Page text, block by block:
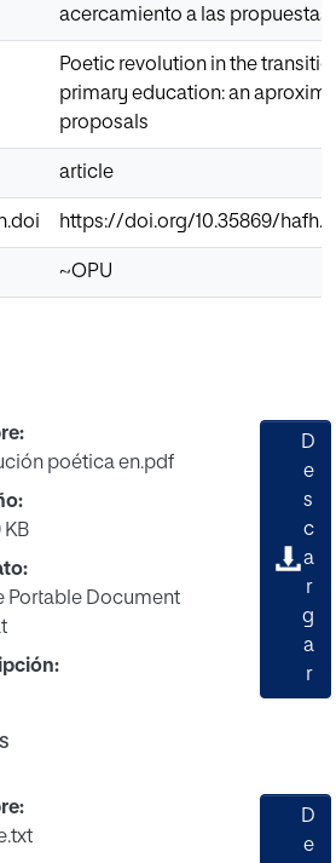
acercamiento a las propuestas
Poetic revolution in the
primary education: an
proposals
article
https://doi.org/10.35869/
~OPU
poética en.pdf
KB
Portable Document
D
e
s
c
a
r
g
a
r
D
e